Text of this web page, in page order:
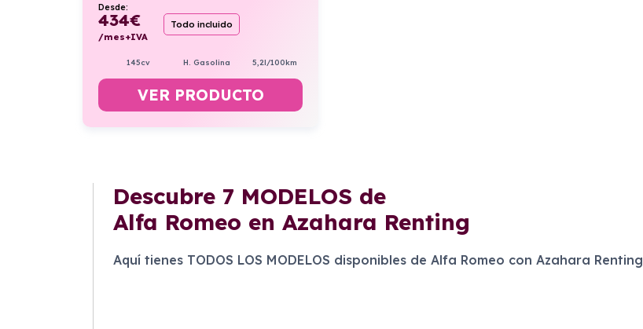
Desde:
434€
/mes+IVA
Todo incluido
145cv H. Gasolina 5,2l/100km
VER PRODUCTO
Descubre 7 MODELOS de
Alfa Romeo en Azahara Renting
Aquí tienes TODOS LOS MODELOS disponibles de Alfa Romeo con Azahara Renting